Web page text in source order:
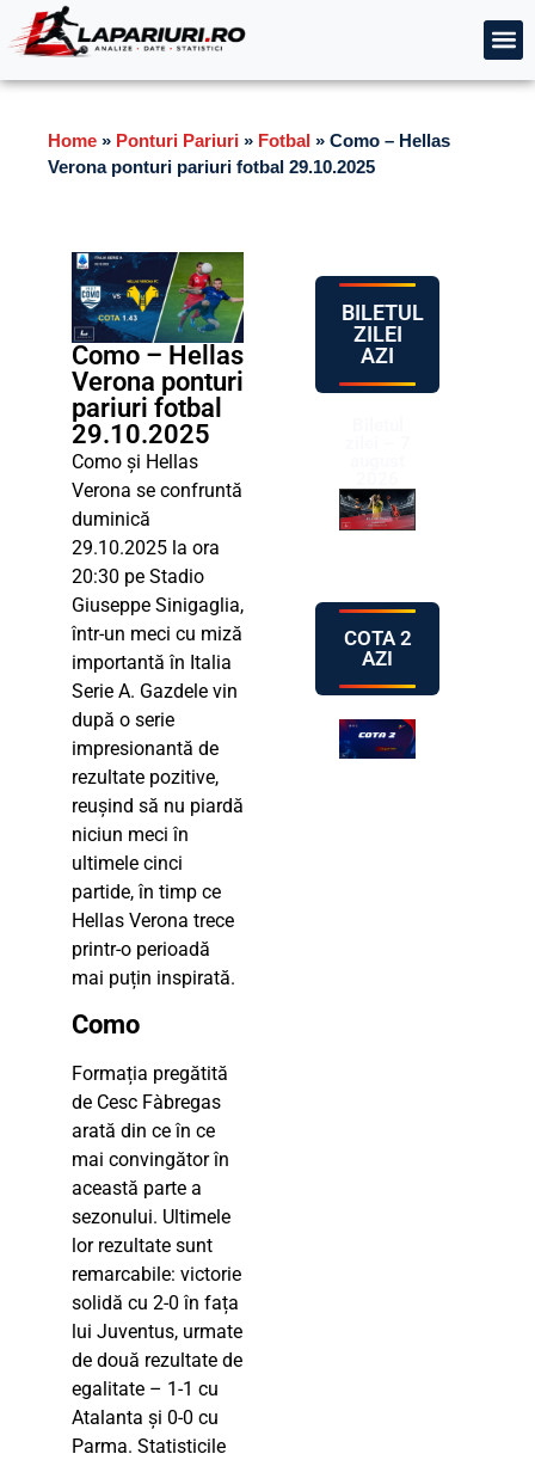
Home » Ponturi Pariuri » Fotbal » Como – Hellas
Verona ponturi pariuri fotbal 29.10.2025
Como – Hellas
Verona ponturi
pariuri fotbal
29.10.2025
Como și Hellas
Verona se confruntă
duminică
29.10.2025 la ora
20:30 pe Stadio
Giuseppe Sinigaglia,
într-un meci cu miză
importantă în Italia
Serie A. Gazdele vin
după o serie
impresionantă de
rezultate pozitive,
reușind să nu piardă
niciun meci în
ultimele cinci
partide, în timp ce
Hellas Verona trece
printr-o perioadă
mai puțin inspirată.
Como
Formația pregătită
de Cesc Fàbregas
arată din ce în ce
mai convingător în
această parte a
sezonului. Ultimele
lor rezultate sunt
remarcabile: victorie
solidă cu 2-0 în fața
lui Juventus, urmate
de două rezultate de
egalitate – 1-1 cu
Atalanta și 0-0 cu
Parma. Statisticile
BILETUL
ZILEI
AZI
COTA 2
AZI